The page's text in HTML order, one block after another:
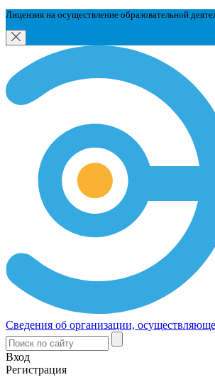
Лицензия на осуществление образовательной
Сведения об организации,
Вход
Регистрация